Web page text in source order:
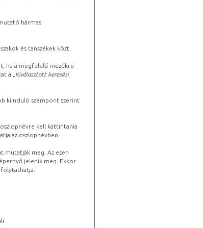
hármas
és tanszékek közt.
ha a megfelelő mezőkre
a „ Kiválasztott keresési
kiinduló szempont szerint
kell kattintania
az oszlopnévben.
mutatják meg. Az ezen
jelenik meg. Ekkor